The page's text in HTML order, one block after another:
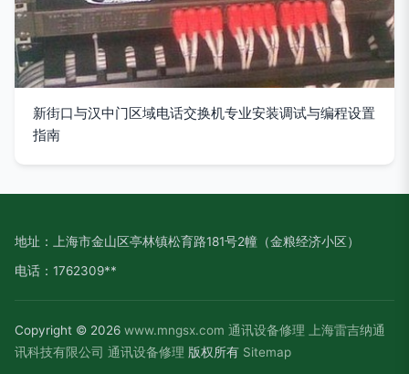
新街口与汉中门区域电话交换机专业安装调试与编程设置
指南
地址：上海市金山区亭林镇松育路181号2幢（金粮经济小区）
电话：1762309**
Copyright © 2026 www.mngsx.com 通讯设备修理
上海雷吉纳通
讯科技有限公司 通讯设备修理 版权所有 Sitemap